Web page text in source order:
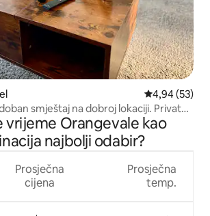
Prosječna
4,94 (53)
smještaj na dobroj lokaciji. Privatno
vrijeme Orangevale kao
najbolji odabir?
Prosječna
cijena
Prosječna
temp.